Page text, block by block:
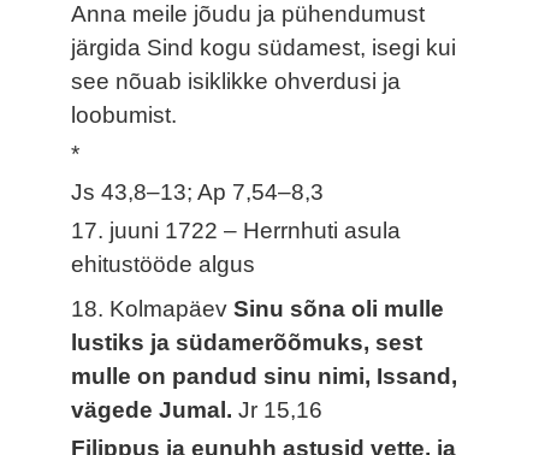
Anna meile jõudu ja pühendumust
järgida Sind kogu südamest, isegi kui
see nõuab isiklikke ohverdusi ja
loobumist.
*
Js 43,8–13; Ap 7,54–8,3
17. juuni 1722 – Herrnhuti asula
ehitustööde algus
18. KolmapäevSinu sõna oli mulle
lustiks ja südamerõõmuks, sest
mulle on pandud sinu nimi, Issand,
vägede Jumal.Jr 15,16
Filippus ja eunuhh astusid vette, ja